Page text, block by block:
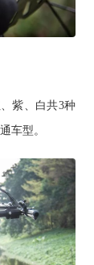
紫、白共3种
车型。